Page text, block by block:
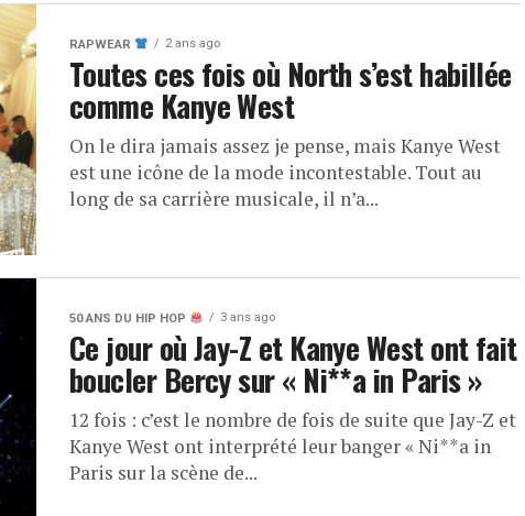
RAPWEAR 2 ans ago
Toutes ces fois où North s’est habillée
comme Kanye West
On le dira jamais assez je pense, mais Kanye West
est une icône de la mode incontestable. Tout au
long de sa carrière musicale, il n’a...
50 ANS DU HIP HOP 3 ans ago
Ce jour où Jay-Z et Kanye West ont fait
boucler Bercy sur « Ni**a in Paris »
12 fois : c’est le nombre de fois de suite que Jay-Z et
Kanye West ont interprété leur banger « Ni**a in
Paris sur la scène de...